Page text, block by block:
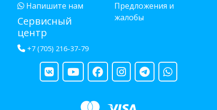
Напишите нам
Сервисный
центр
+7 (705) 216-37-79
Предложения и
жалобы